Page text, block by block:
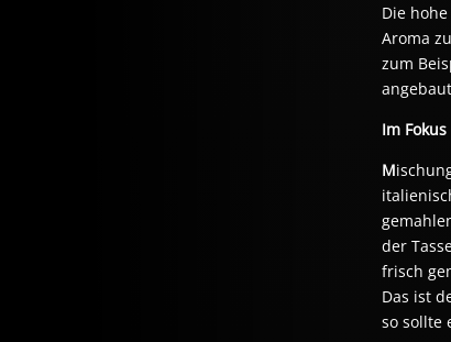
Die
Aroma
zum
Im
M
der
frisch
Das ist
so sollte